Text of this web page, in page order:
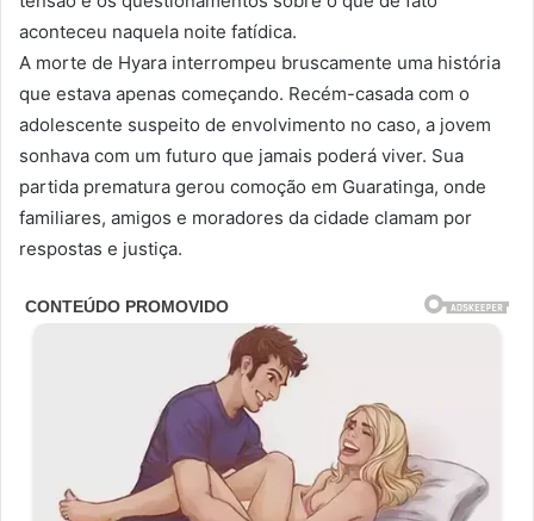
aconteceu naquela noite fatídica.
A morte de Hyara interrompeu bruscamente uma história
que estava apenas começando. Recém-casada com o
adolescente suspeito de envolvimento no caso, a jovem
sonhava com um futuro que jamais poderá viver. Sua
partida prematura gerou comoção em Guaratinga, onde
familiares, amigos e moradores da cidade clamam por
respostas e justiça.